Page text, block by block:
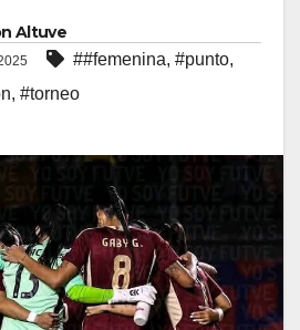
Altuve
##femenina, #punto,
, #torneo